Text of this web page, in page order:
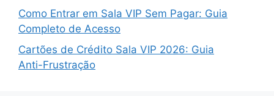
Como Entrar em Sala VIP Sem Pagar: Guia
Completo de Acesso
Cartões de Crédito Sala VIP 2026: Guia
Anti-Frustração